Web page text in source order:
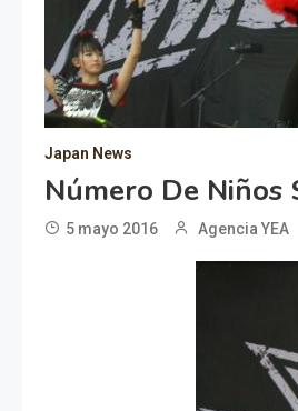
Japan News
Número De Niños
5 mayo 2016 Agencia YEA